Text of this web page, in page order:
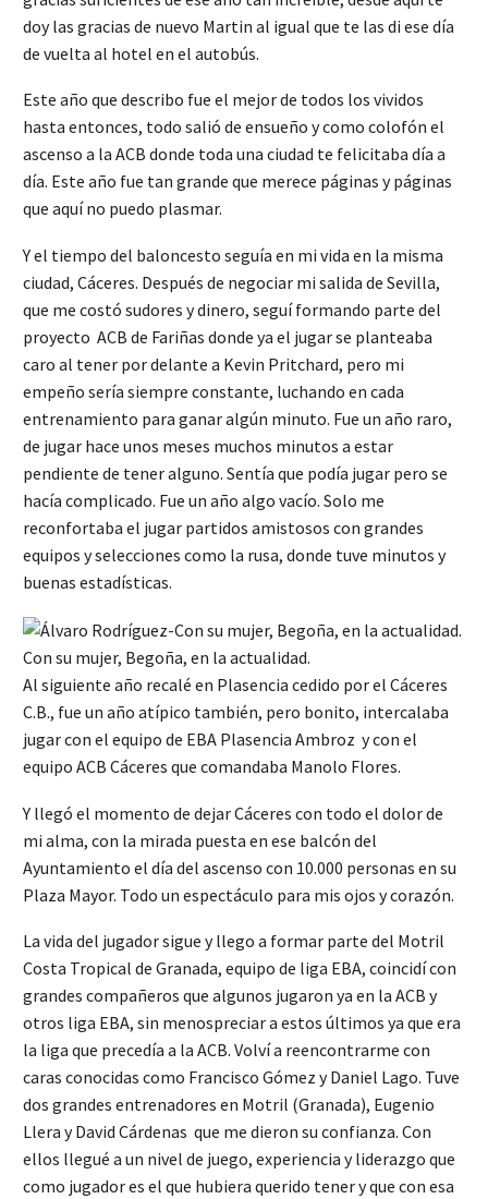
doy las gracias de nuevo Martin al igual que te las di ese día
de vuelta al hotel en el autobús.
Este año que describo fue el mejor de todos los vividos
hasta entonces, todo salió de ensueño y como colofón el
ascenso a la ACB donde toda una ciudad te felicitaba día a
día. Este año fue tan grande que merece páginas y páginas
que aquí no puedo plasmar.
Y el tiempo del baloncesto seguía en mi vida en la misma
ciudad, Cáceres. Después de negociar mi salida de Sevilla,
que me costó sudores y dinero, seguí formando parte del
proyecto ACB de Fariñas donde ya el jugar se planteaba
caro al tener por delante a Kevin Pritchard, pero mi
empeño sería siempre constante, luchando en cada
entrenamiento para ganar algún minuto. Fue un año raro,
de jugar hace unos meses muchos minutos a estar
pendiente de tener alguno. Sentía que podía jugar pero se
hacía complicado. Fue un año algo vacío. Solo me
reconfortaba el jugar partidos amistosos con grandes
equipos y selecciones como la rusa, donde tuve minutos y
buenas estadísticas.
Con su mujer, Begoña, en la actualidad.
Al siguiente año recalé en Plasencia cedido por el Cáceres
C.B., fue un año atípico también, pero bonito, intercalaba
jugar con el equipo de EBA Plasencia Ambroz y con el
equipo ACB Cáceres que comandaba Manolo Flores.
Y llegó el momento de dejar Cáceres con todo el dolor de
mi alma, con la mirada puesta en ese balcón del
Ayuntamiento el día del ascenso con 10.000 personas en su
Plaza Mayor. Todo un espectáculo para mis ojos y corazón.
La vida del jugador sigue y llego a formar parte del Motril
Costa Tropical de Granada, equipo de liga EBA, coincidí con
grandes compañeros que algunos jugaron ya en la ACB y
otros liga EBA, sin menospreciar a estos últimos ya que era
la liga que precedía a la ACB. Volví a reencontrarme con
caras conocidas como Francisco Gómez y Daniel Lago. Tuve
dos grandes entrenadores en Motril (Granada), Eugenio
Llera y David Cárdenas que me dieron su confianza. Con
ellos llegué a un nivel de juego, experiencia y liderazgo que
como jugador es el que hubiera querido tener y que con esa